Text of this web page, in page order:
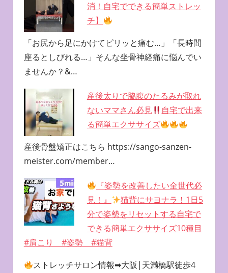
消！自宅でできる簡単ストレッ
チ】
「お尻から足にかけてピリッと痛む…」「長時間
座るとしびれる…」そんな坐骨神経痛に悩んでい
ませんか？&…
産後太りで脇腹のたるみが取れ
ないママさん必見
自宅で出来
る簡単エクササイズ
産後骨盤矯正はこちら https://sango-sanzen-
meister.com/member…
『姿勢を改善したい全世代必
見！』
猫背にサヨナラ！1日5
分で姿勢をリセットする自宅で
できる簡単エクササイズ10種目
#肩こり #姿勢 #猫背
ストレッチサロン情報➡︎大阪|天満橋駅徒歩4